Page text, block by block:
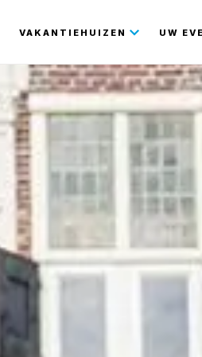
VAKANTIEHUIZEN UW